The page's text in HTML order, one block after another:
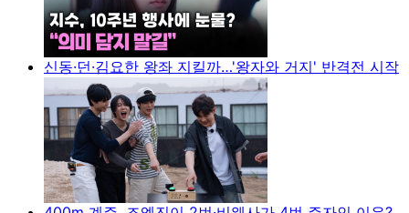
신동·던·김요한 왕좌 지킬까…'왕자와 거지' 반격전 시작